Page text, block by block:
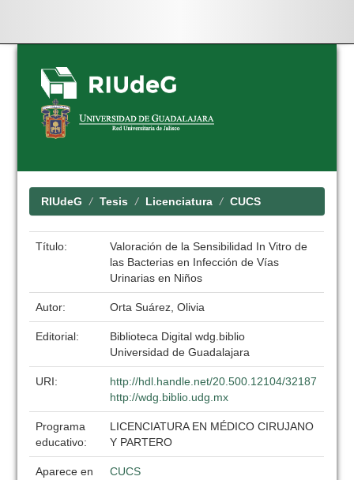
Skip
navigation
RIUdeG Tesis Licenciatura CUCS
Título:
Valoración de la Sensibilidad In Vitro de
las Bacterias en Infección de Vías
Urinarias en Niños
Autor: Orta Suárez, Olivia
Editorial:
Biblioteca Digital wdg.biblio
Universidad de Guadalajara
URI:
http://hdl.handle.net/20.500.12104/32187
http://wdg.biblio.udg.mx
Programa
educativo:
LICENCIATURA EN MÉDICO CIRUJANO
Y PARTERO
Aparece en
CUCS